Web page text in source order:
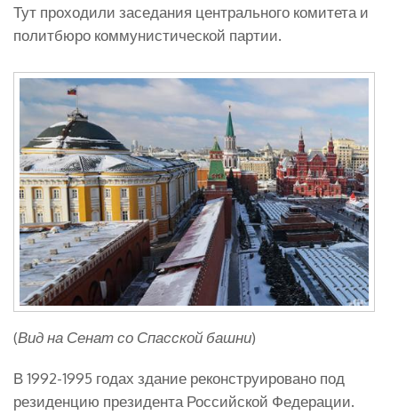
Тут проходили заседания центрального комитета и
политбюро коммунистической партии.
(Вид на Сенат со Спасской башни)
В 1992-1995 годах здание реконструировано под
резиденцию президента Российской Федерации.